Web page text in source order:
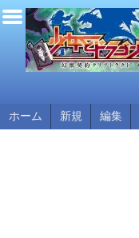
ホーム 新規 編集